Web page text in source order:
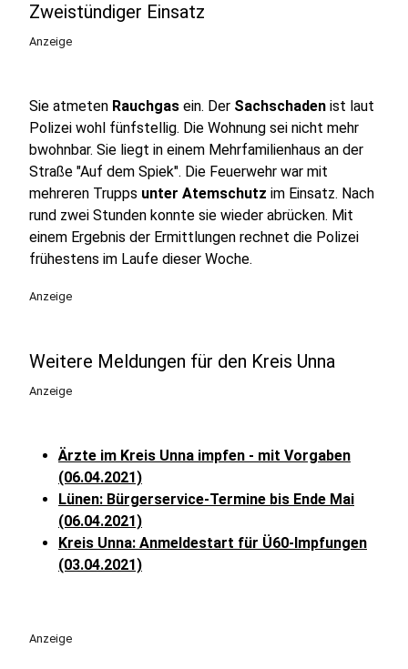
Zweistündiger Einsatz
Anzeige
Sie atmeten Rauchgas ein. Der Sachschaden ist laut
Polizei wohl fünfstellig. Die Wohnung sei nicht mehr
bwohnbar. Sie liegt in einem Mehrfamilienhaus an der
Straße "Auf dem Spiek". Die Feuerwehr war mit
mehreren Trupps unter Atemschutz im Einsatz. Nach
rund zwei Stunden konnte sie wieder abrücken. Mit
einem Ergebnis der Ermittlungen rechnet die Polizei
frühestens im Laufe dieser Woche.
Anzeige
Weitere Meldungen für den Kreis Unna
Anzeige
Ärzte im Kreis Unna impfen - mit Vorgaben
(06.04.2021)
Lünen: Bürgerservice-Termine bis Ende Mai
(06.04.2021)
Kreis Unna: Anmeldestart für Ü60-Impfungen
(03.04.2021)
Anzeige